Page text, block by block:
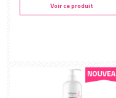
Voir ce produit